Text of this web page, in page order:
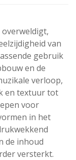
overweldigt,
van
gebruik
en de
verloop,
en textuur tot
voor
in het
de inhoud
versterkt.